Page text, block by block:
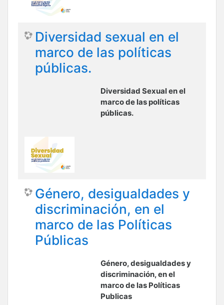
Diversidad sexual en el
marco de las políticas
públicas.
Diversidad Sexual en el
marco de las políticas
públicas.
Género, desigualdades y
discriminación, en el
marco de las Políticas
Públicas
Género, desigualdades y
discriminación, en el
marco de las Políticas
Publicas